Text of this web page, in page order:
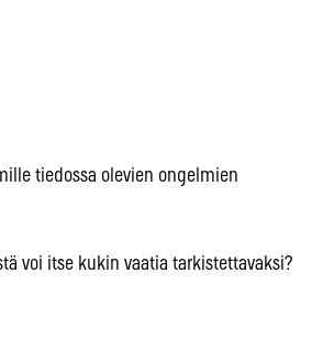
tiedossa olevien ongelmien
voi itse kukin vaatia tarkistettavaksi?